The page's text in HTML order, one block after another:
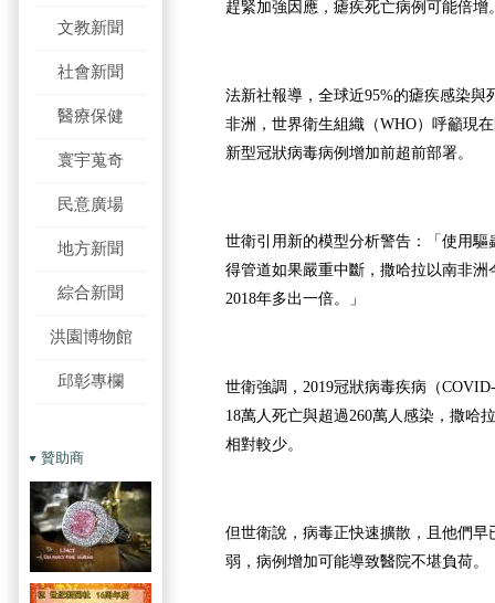
文教新聞
社會新聞
醫療保健
寰宇蒐奇
民意廣場
地方新聞
綜合新聞
洪園博物館
邱彰專欄
贊助商
趕緊加強因應，瘧疾死亡病例可能倍增
法新社報導，全球近95%的瘧疾感染與
非洲，世界衛生組織（WHO）呼籲現
新型冠狀病毒病例增加前超前部署。
世衛引用新的模型分析警告：「使用
得管道如果嚴重中斷，撒哈拉以南非
2018年多出一倍。」
世衛強調，2019冠狀病毒疾病（
18萬人死亡與超過260萬人感染，撒哈
相對較少。
但世衛說，病毒正快速擴散，且他們
弱，病例增加可能導致醫院不堪負荷。